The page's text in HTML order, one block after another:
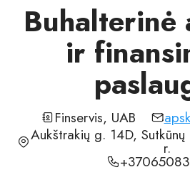
Buhalterinė
ir
Finservis, UAB
Aukštrakių g. 14D,
r.